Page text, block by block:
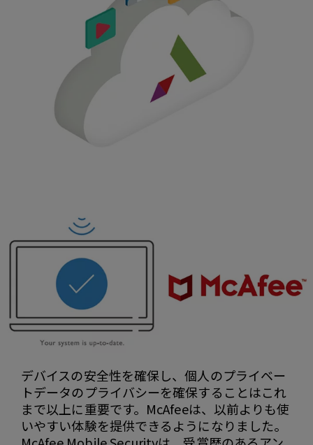
デバイスの安全性を確保し、個人のプライベー
トデータのプライバシーを確​​保することはこれ
まで以上に重要です。McAfeeは、以前よりも使
いやすい体験を提供できるようになりました。